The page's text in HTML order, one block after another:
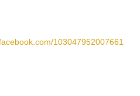
103047952007661